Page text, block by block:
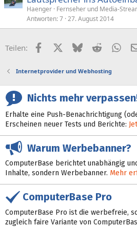
Haenger Fernseher und Media-
Antworten 7 27. August 2014
Teilen: FacebookX (Twitter)
BlueskyReddit
Internetprovider und Webhosting
Nichts mehr
Erhalte eine Push-Benachrichtigung
Erscheinen neuer Tests und Berichte:
Warum Werbebanner?
ComputerBase berichtet unabhängig
Inhalte, sondern Werbebanner. Mehr
ComputerBase Pro
ComputerBase Pro ist die werbefreie,
zugleich faire Variante von